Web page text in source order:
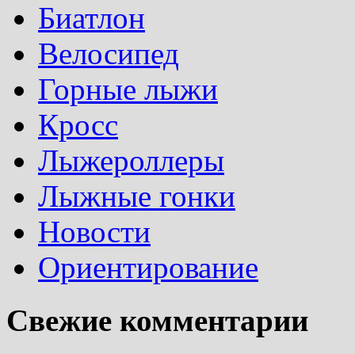
Биатлон
Велосипед
Горные лыжи
Кросс
Лыжероллеры
Лыжные гонки
Новости
Ориентирование
Свежие комментарии